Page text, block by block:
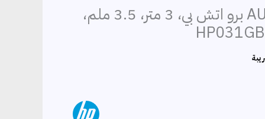
كابل ايه يو اكس AUX برو اتش بي، 3 متر، 3.5 ملم،